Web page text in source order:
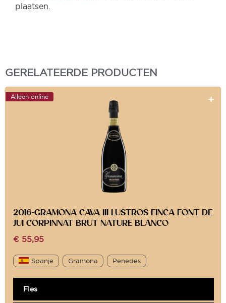
plaatsen.
GERELATEERDE PRODUCTEN
Alleen online
2016-GRAMONA CAVA III LUSTROS FINCA FONT DE
JUI CORPINNAT BRUT NATURE BLANCO
€ 55,95
Spanje Gramona Penedes
Fles